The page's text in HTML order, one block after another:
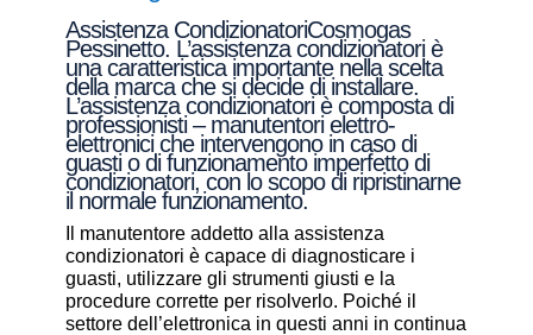
Assistenza CondizionatoriCosmogas
Pessinetto. L’assistenza condizionatori è
una caratteristica importante nella scelta
della marca che si decide di installare.
L’assistenza condizionatori è composta di
professionisti – manutentori elettro-
elettronici che intervengono in caso di
guasti o di funzionamento imperfetto di
condizionatori, con lo scopo di ripristinarne
il normale funzionamento.
Il manutentore addetto alla assistenza
condizionatori è capace di diagnosticare i
guasti, utilizzare gli strumenti giusti e la
procedure corrette per risolverlo. Poiché il
settore dell’elettronica in questi anni in continua